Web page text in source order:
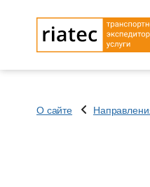
Основные типы
О сайте